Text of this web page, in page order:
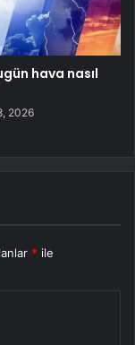
hava nasıl
2026
* ile